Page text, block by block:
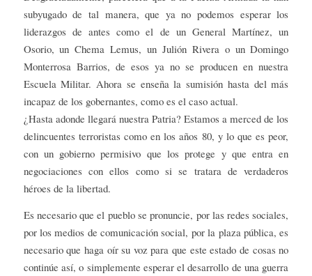
subyugado de tal manera, que ya no podemos esperar los
liderazgos de antes como el de un General Martínez, un
Osorio, un Chema Lemus, un Julión Rivera o un Domingo
Monterrosa Barrios, de esos ya no se producen en nuestra
Escuela Militar. Ahora se enseña la sumisión hasta del más
incapaz de los gobernantes, como es el caso actual.
¿Hasta adonde llegará nuestra Patria? Estamos a merced de los
delincuentes terroristas como en los años 80, y lo que es peor,
con un gobierno permisivo que los protege y que entra en
negociaciones con ellos como si se tratara de verdaderos
héroes de la libertad.
Es necesario que el pueblo se pronuncie, por las redes sociales,
por los medios de comunicación social, por la plaza pública, es
necesario que haga oír su voz para que este estado de cosas no
continúe así, o simplemente esperar el desarrollo de una guerra